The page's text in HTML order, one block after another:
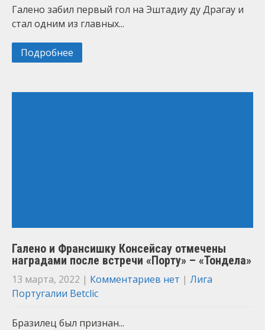
Галено забил первый гол на Эштадиу ду Драгау и
стал одним из главных...
Подробнее
Галено и Франсишку Консейсау отмечены
наградами после встречи «Порту» – «Тондела»
13 марта, 2022 | Комментариев нет | Лига
Португалии Betclic
Бразилец был признан...